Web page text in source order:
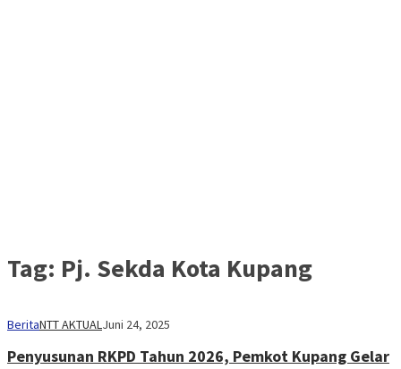
Tag: Pj. Sekda Kota Kupang
BeritaNTT AKTUALJuni 24, 2025
Penyusunan RKPD Tahun 2026, Pemkot Kupang Gelar